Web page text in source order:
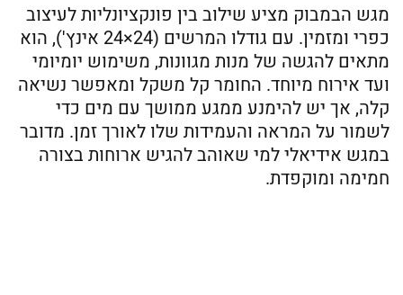
מגש הבמבוק מציע שילוב בין פונקציונליות לעיצוב
כפרי ומזמין. עם גודלו המרשים (24×24 אינץ'), הוא
מתאים להגשה של מנות מגוונות, משימוש יומיומי
ועד אירוח מיוחד. החומר קל משקל ומאפשר נשיאה
קלה, אך יש להימנע ממגע ממושך עם מים כדי
לשמור על המראה והעמידות שלו לאורך זמן. מדובר
במגש אידיאלי למי שאוהב להגיש ארוחות בצורה
חמימה ומוקפדת.